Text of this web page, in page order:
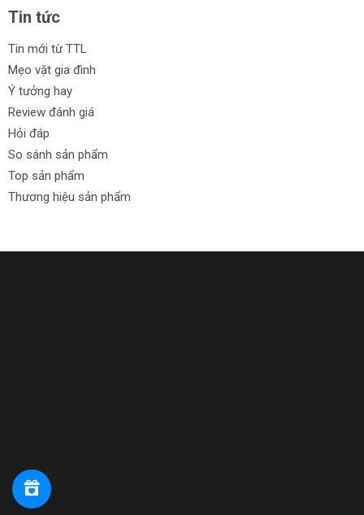
Tin tức
Tin mới từ TTL
Mẹo vặt gia đình
Ý tưởng hay
Review đánh giá
Hỏi đáp
So sánh sản phẩm
Top sản phẩm
Thương hiệu sản phẩm